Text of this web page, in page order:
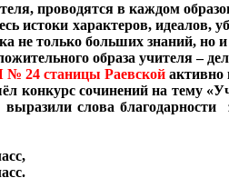
проводятся в каждом
характеров, идеалов,
не только больших знаний,
образа учителя –
станицы Раевской активно
конкурс сочинений на тему
выразили слова